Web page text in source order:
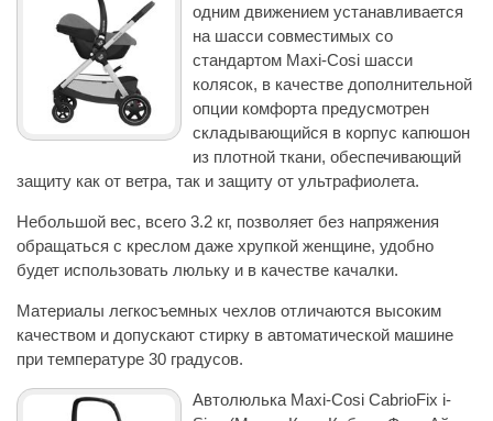
одним движением устанавливается
на шасси совместимых со
стандартом Maxi-Cosi шасси
колясок, в качестве дополнительной
опции комфорта предусмотрен
складывающийся в корпус капюшон
из плотной ткани, обеспечивающий
защиту как от ветра, так и защиту от ультрафиолета.
Небольшой вес, всего 3.2 кг, позволяет без напряжения
обращаться с креслом даже хрупкой женщине, удобно
будет использовать люльку и в качестве качалки.
Материалы легкосъемных чехлов отличаются высоким
качеством и допускают стирку в автоматической машине
при температуре 30 градусов.
Автолюлька Maxi-Cosi CabrioFix i-